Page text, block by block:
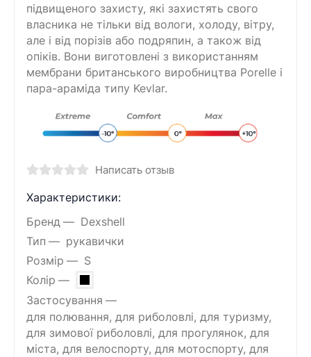
підвищеного захисту, які захистять свого
власника не тільки від вологи, холоду, вітру,
але і від порізів або подряпин, а також від
опіків. Вони виготовлені з використанням
мембрани британського виробництва Porelle і
пара-араміда типу Kevlar.
Написать отзыв
Характеристики:
Бренд
Dexshell
Тип
рукавички
Розмір
S
Колір
Застосування
для полювання, для риболовлі, для туризму,
для зимової риболовлі, для прогулянок, для
міста, для велоспорту, для мотоспорту, для